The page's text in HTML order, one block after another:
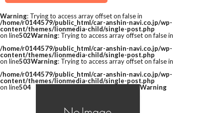
Warning: Trying to access array offset on false in
/home/r0144579/public_html/car-anshin-navi.co.jp/wp-
content/themes/lionmedia-child/single-post.php
on line502Warning: Trying to access array offset on false in
/home/r0144579/public_html/car-anshin-navi.co.jp/wp-
content/themes/lionmedia-child/single-post.php
on line503Warning: Trying to access array offset on false in
/home/r0144579/public_html/car-anshin-navi.co.jp/wp-
content/themes/lionmedia-child/single-post.php
on line504 Warning